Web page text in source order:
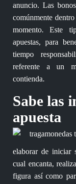
anuncio. Las
comúnmente
momento. Este
apuestas, para
tiempo
referente a un
contienda.
Sabe las
apuesta
elaborar de iniciar
cual encanta,
figura así­ como